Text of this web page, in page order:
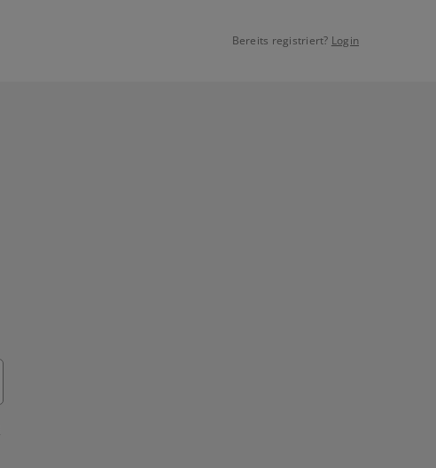
Bereits registriert? Login